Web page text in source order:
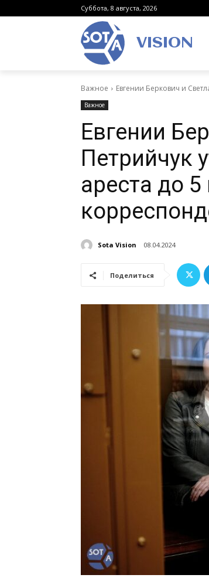
Суббота, 8 августа, 2026
VISION
Важное Евгении Беркович и
Важное
Евгении
Петрийчук
ареста до
Sota Vision 08.04.2024
Поделиться